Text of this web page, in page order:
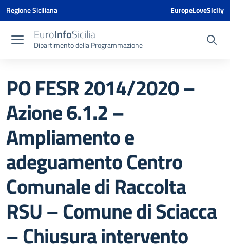
Vai ai contenuti
Vai al menu di navigazione
Vai al footer
Vai al banner delle Cookie Policy
Regione Siciliana EuropeLoveSicily
EuroInfoSicilia
Dipartimento della Programmazione
PO FESR 2014/2020 –
Azione 6.1.2 –
Ampliamento e
adeguamento Centro
Comunale di Raccolta
RSU – Comune di Sciacca
– Chiusura intervento